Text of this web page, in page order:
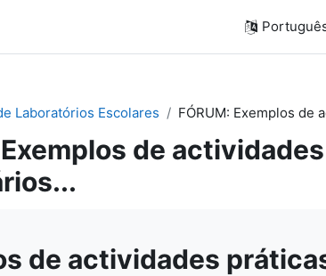
Laboratórios Escolares FÓRUM: Exemplos de
Exemplos de
de actividades